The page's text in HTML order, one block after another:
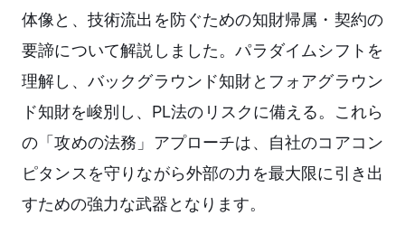
体像と、技術流出を防ぐための知財帰属・契約の
要諦について解説しました。パラダイムシフトを
理解し、バックグラウンド知財とフォアグラウン
ド知財を峻別し、PL法のリスクに備える。これら
の「攻めの法務」アプローチは、自社のコアコン
ピタンスを守りながら外部の力を最大限に引き出
すための強力な武器となります。